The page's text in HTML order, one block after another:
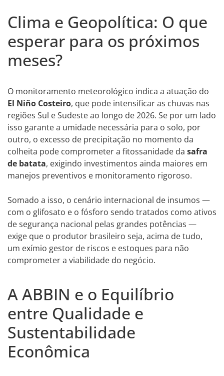
Clima e Geopolítica: O que
esperar para os próximos
meses?
O monitoramento meteorológico indica a atuação do
El Niño Costeiro, que pode intensificar as chuvas nas
regiões Sul e Sudeste ao longo de 2026. Se por um lado
isso garante a umidade necessária para o solo, por
outro, o excesso de precipitação no momento da
colheita pode comprometer a fitossanidade da safra
de batata, exigindo investimentos ainda maiores em
manejos preventivos e monitoramento rigoroso.
Somado a isso, o cenário internacional de insumos —
com o glifosato e o fósforo sendo tratados como ativos
de segurança nacional pelas grandes potências —
exige que o produtor brasileiro seja, acima de tudo,
um exímio gestor de riscos e estoques para não
comprometer a viabilidade do negócio.
A ABBIN e o Equilíbrio
entre Qualidade e
Sustentabilidade
Econômica